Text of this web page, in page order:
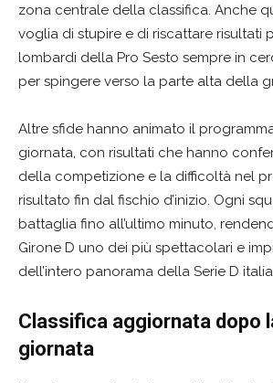
zona centrale della classifica. Anche
voglia di stupire e di riscattare risultati
lombardi della Pro Sesto sempre in
per spingere verso la parte alta della
Altre sfide hanno animato il
giornata, con risultati che hanno
della competizione e la difficoltà nel
risultato fin dal fischio d’inizio. Ogni
battaglia fino all’ultimo minuto,
Girone D uno dei più spettacolari e
dell’intero panorama della Serie D
Classifica aggiornata dopo
giornata